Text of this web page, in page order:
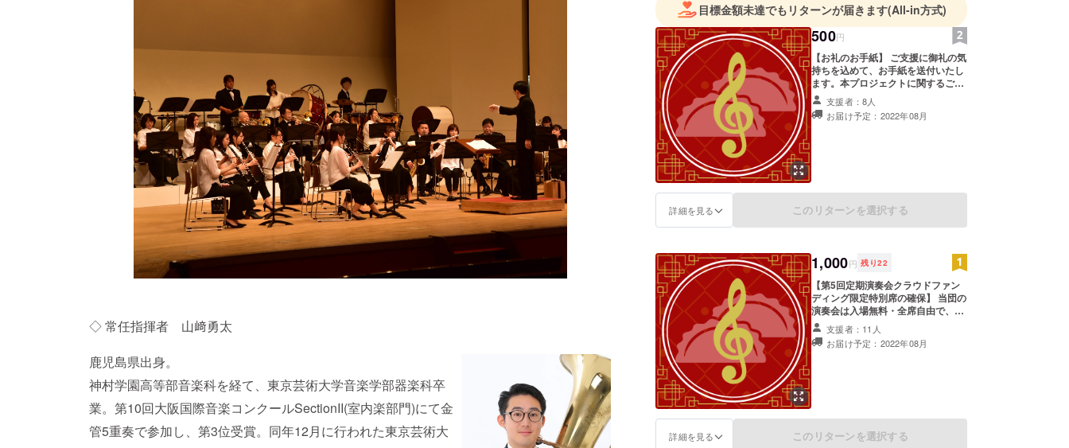
◇ 常任指揮者 山﨑勇太
鹿児島県出身。
神村学園高等部音楽科を経て、東京芸術大学音楽学部器楽科卒
業。第10回大阪国際音楽コンクールSectionII(室内楽部門)にて金
管5重奏で参加し、第3位受賞。同年12月に行われた東京芸術大
目標金額未達でもリターンが届きます(All-in方式)
500円
【お礼のお手紙】 ご支援に御礼の気
持ちを込めて、お手紙を送付いたし
ます。本プロジェクトに関するご報
告および演奏会のご案内も同封させ
ていただきます。 ★ご希望の場合に
は、第5回定期演奏会で配布するプ
の部分にご希望の記載名をご入力く
意ください。 ※「演奏会で配布する
プログラムへのお名前掲載有無」で
「お名前の記載を希望しない」を選
択した場合、ここにご希望のお名前
をご記載いただいてもプログラムに
は掲載されません。 ★第5回定期演
奏会は以下を予定しております。
2022年9月19日（月・祝）午後予定
紙、次回演奏会のご案内を送付致し
支援者：8人
お届け予定：2022年08月
詳細を見る このリターンを選択する
1,000円 残り22
【第5回定期演奏会クラウドファン
ディング限定特別席の確保】 当団の
演奏会は入場無料・全席自由で、通
常であればお席の確保は承っており
ませんが、クラウドファンディング
にてご支援くださったかた限定で、
手紙をお送り致します。 招待席は、
支援者：11人
お届け予定：2022年08月
詳細を見る このリターンを選択する